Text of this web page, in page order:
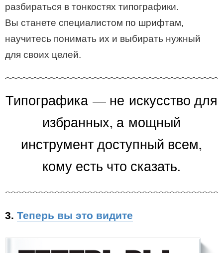
разбираться в тонкостях типографики.
Вы станете специалистом по шрифтам,
научитесь понимать их и выбирать нужный
для своих целей.
Типографика — не искусство для
избранных, а мощный
инструмент доступный всем,
кому есть что сказать.
3. Теперь вы это видите